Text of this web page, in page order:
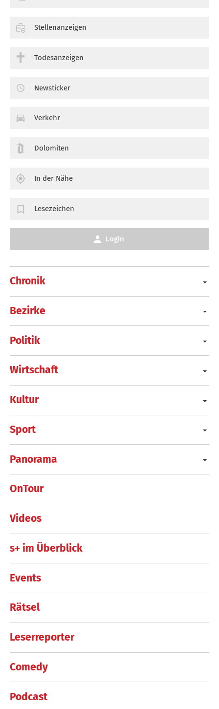
Chronik
Bezirke
Politik
Wirtschaft
Kultur
Sport
Panorama
OnTour
Videos
s+ im Überblick
Events
Rätsel
Leserreporter
Comedy
Podcast
Stellenanzeigen
Todesanzeigen
Newsticker
Verkehr
Dolomiten
In der Nähe
Lesezeichen
Login